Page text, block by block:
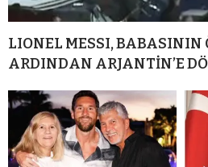
LIONEL MESSI, BABASININ
ARDINDAN ARJANTİN’E